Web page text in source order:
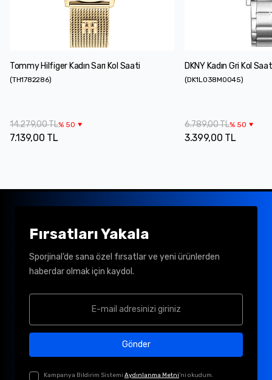
Tommy Hilfiger Kadın Sarı Kol Saati
(TH1782286)
14.279,00 TL% 50
7.139,00 TL
DKNY Kadın Gri Kol
(DK1L038M0045)
6.789,00 TL% 50
3.399,00 TL
Fırsatları Yakala
Sporjinal’de sana özel fırsatlar ve yeni ürünlerden
haberdar olmak için kaydol.
Gönder
Kampanya Bildirim Sistemi Aydınlanma Metni'ni okudum.